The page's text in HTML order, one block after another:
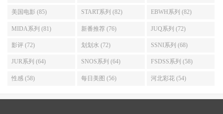
美国电影 (85) START系列 (82) EBWH系列 (82)
MIDA系列 (81) 新番推荐 (76) JUQ系列 (72)
影评 (72) 划划水 (72) SSNI系列 (68)
JUR系列 (64) SNOS系列 (64) FSDSS系列 (58)
性感 (58) 每日美图 (56) 河北彩花 (54)